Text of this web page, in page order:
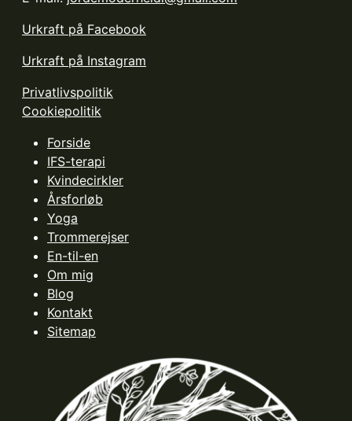
Urkraft på Facebook
Urkraft på Instagram
Privatlivspolitik
Cookiepolitik
Forside
IFS-terapi
Kvindecirkler
Årsforløb
Yoga
Trommerejser
En-til-en
Om mig
Blog
Kontakt
Sitemap